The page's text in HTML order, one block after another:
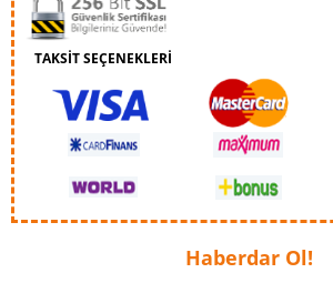
TAKSİT SEÇENEKLERİ
Haberdar Ol!